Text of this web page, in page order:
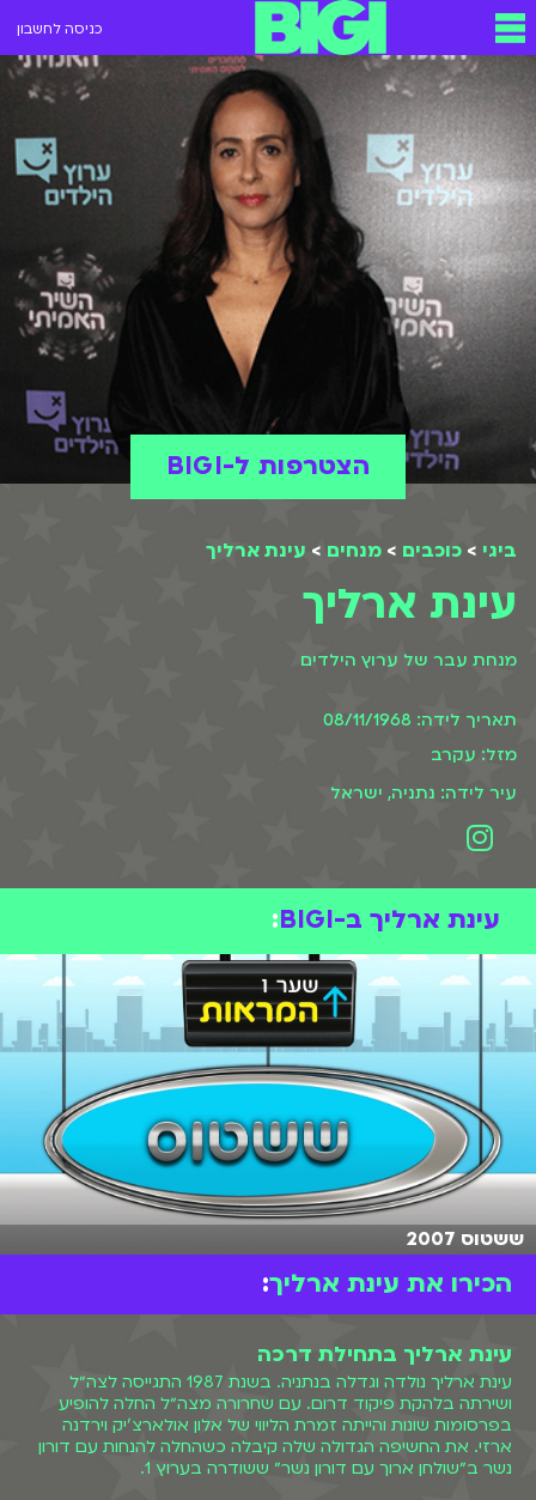
כניסה לחשבון
ביגי > כוכבים > מנחים > עינת ארליך
עינת ארליך
מנחת עבר של ערוץ הילדים
תאריך לידה: 08/11/1968
מזל: עקרב
עיר לידה: נתניה, ישראל
הצטרפות ל-BIGI
עינת ארליך ב-BIGI :
ששטוס 2007
הכירו את עינת ארליך:
עינת ארליך בתחילת דרכה
עינת ארליך נולדה וגדלה בנתניה. בשנת 1987 התגייסה לצה״ל
ושירתה בלהקת פיקוד דרום. עם שחרורה מצה״ל החלה להופיע
בפרסומות שונות והייתה זמרת הליווי של אלון אולארצ'יק וירדנה
ארזי. את החשיפה הגדולה שלה קיבלה כשהחלה להנחות עם דורון
נשר ב״שולחן ארוך עם דורון נשר״ ששודרה בערוץ 1.